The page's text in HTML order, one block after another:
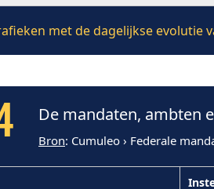
met de dagelijkse evolutie
De mandaten, ambten
Bron: Cumuleo › Federale